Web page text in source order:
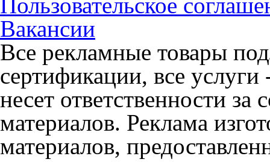
Вакансии
Все рекламные товары
сертификации, все
несет ответственности
материалов. Реклама
материалов,